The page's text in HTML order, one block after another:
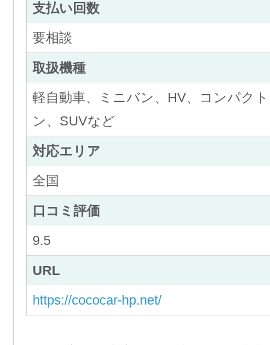
支払い回数
要相談
取扱機種
軽自動車、ミニバン、HV、コンパク
ン、SUVなど
対応エリア
全国
口コミ評価
9.5
URL
https://cococar-hp.net/